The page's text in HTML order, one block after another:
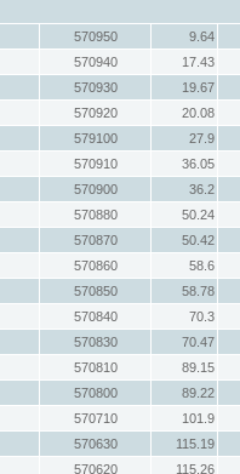
570950
9.64
570940
17.43
570930
19.67
570920
20.08
579100
27.9
570910
36.05
570900
36.2
570880
50.24
570870
50.42
570860
58.6
570850
58.78
570840
70.3
570830
70.47
570810
89.15
570800
89.22
570710
101.9
570630
115.19
570620 115.26